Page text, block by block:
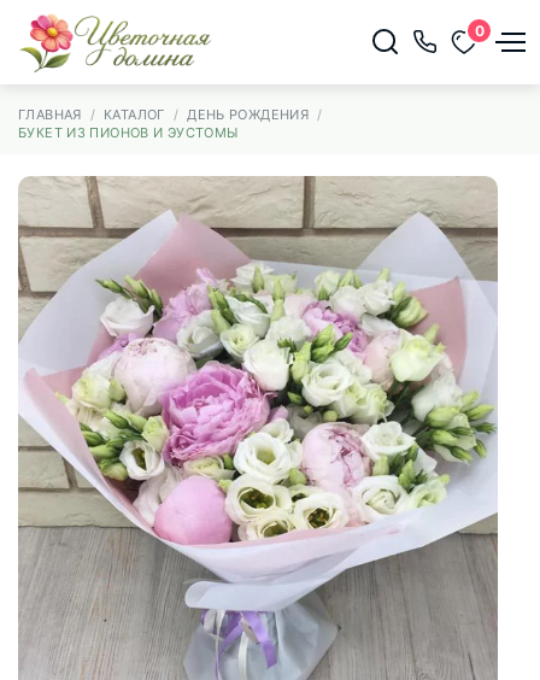
0
ГЛАВНАЯ КАТАЛОГ
ДЕНЬ РОЖДЕНИЯ
БУКЕТ ИЗ ПИОНОВ И ЭУСТОМЫ